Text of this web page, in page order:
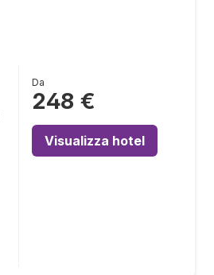
Da
248 €
Visualizza hotel